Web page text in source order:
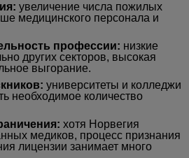
увеличение числа пожилых
медицинского персонала и
профессии: низкие
других секторов, высокая
выгорание.
университеты и колледжи
необходимое количество
хотя Норвегия
медиков, процесс признания
лицензии занимает много